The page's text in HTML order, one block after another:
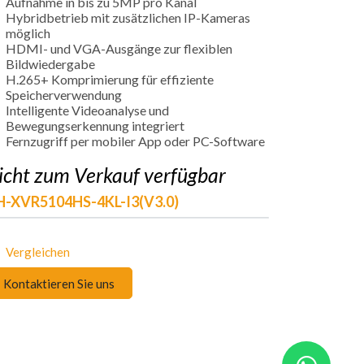
Hybridbetrieb mit zusätzlichen IP-Kameras
möglich
HDMI- und VGA-Ausgänge zur flexiblen
Bildwiedergabe
H.265+ Komprimierung für effiziente
Speicherverwendung
Intelligente Videoanalyse und
Bewegungserkennung integriert
Fernzugriff per mobiler App oder PC-Software
zum Verkauf verfügbar
XVR5104HS-4KL-I3(V3.0)
Vergleichen
Kontaktieren Sie uns